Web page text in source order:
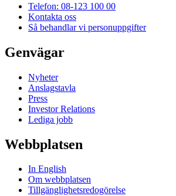
Telefon: 08-123 100 00
Kontakta oss
Så behandlar vi personuppgifter
Genvägar
Nyheter
Anslagstavla
Press
Investor Relations
Lediga jobb
Webbplatsen
In English
Om webbplatsen
Tillgänglighetsredogörelse